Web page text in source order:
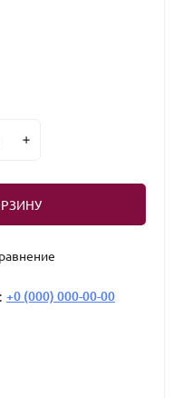
+0 (000) 000-00-00